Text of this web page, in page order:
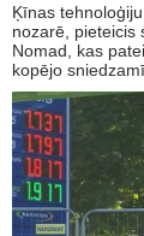
Ķīnas
nozarē, pieteicis
Nomad, kas
kopējo